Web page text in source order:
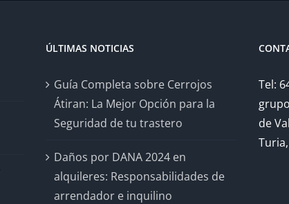
ÚLTIMAS NOTICIAS
Guía Completa sobre Cerrojos
Átiran: La Mejor Opción para la
Seguridad de tu trastero
Daños por DANA 2024 en
alquileres: Responsabilidades de
arrendador e inquilino
Tel:
de